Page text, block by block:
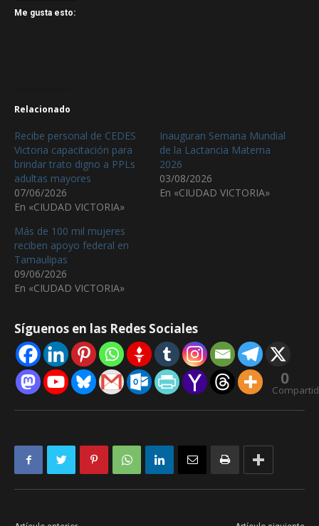
Me gusta esto:
Relacionado
Recibe personal de CEDES
Victoria capacitación para
brindar trato digno a PPLs
adultas mayores
07/06/2026
En «CIUDAD VICTORIA»
Inauguran Semana Mundial
de la Lactancia Materna
2026
03/08/2026
En «CIUDAD VICTORIA»
Más de 100 mil mujeres
reciben apoyo federal en
Tamaulipas
09/06/2026
En «CIUDAD VICTORIA»
Síguenos en las Redes Sociales
0